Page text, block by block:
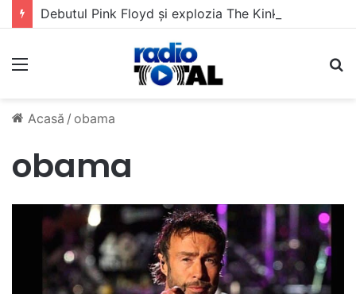
Debutul Pink Floyd și explozia The Kinks
Meniu
Acasă / obama
obama